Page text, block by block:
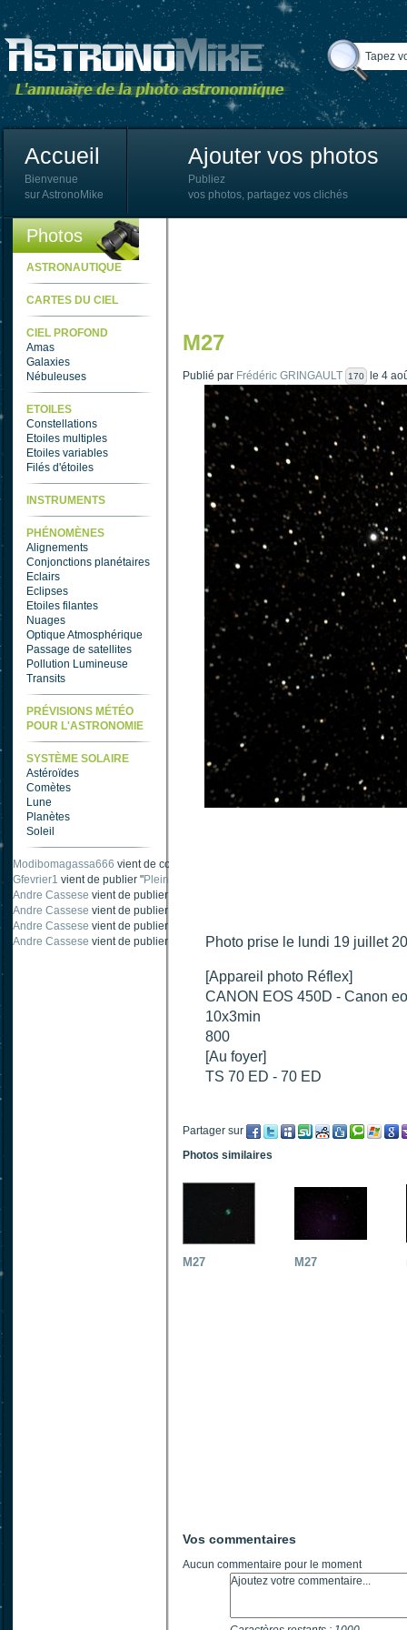
Accueil
Bienvenue
sur AstronoMike
Ajouter vos photos
Publiez
vos photos, partagez vos clichés
Photos
ASTRONAUTIQUE
CARTES DU CIEL
CIEL PROFOND
Amas
Galaxies
Nébuleuses
ETOILES
Constellations
Etoiles multiples
Etoiles variables
Filés d'étoiles
INSTRUMENTS
PHÉNOMÈNES
Alignements
Conjonctions planétaires
Eclairs
Eclipses
Etoiles filantes
Nuages
Optique Atmosphérique
Passage de satellites
Pollution Lumineuse
Transits
PRÉVISIONS MÉTÉO
POUR L'ASTRONOMIE
SYSTÈME SOLAIRE
Astéroïdes
Comètes
Lune
Planètes
Soleil
Modibomagassa666 vient de commenter "
Gfevrier1 vient de publier "Pleine Lune - 9 Aout 205
Andre Cassese vient de publier "
Andre Cassese vient de publier "
Andre Cassese vient de publier "
Andre Cassese vient de publier " Protuberance explosive 9 juin 2021 lunette
M27
Publié par Frédéric GRINGAULT 170 le 4
Photo prise le lundi 19 juillet
[Appareil photo Réflex]
CANON EOS 450D - Canon
10x3min
800
[Au foyer]
TS 70 ED - 70 ED
Partager sur
Photos similaires
M27 M27
Vos commentaires
Aucun commentaire pour le moment